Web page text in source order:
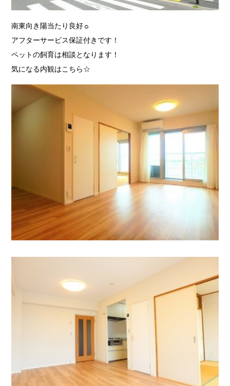
南東向き陽当たり良好☼
アフターサービス保証付きです！
ペットの飼育は相談となります！
気になる内観はこちら☆